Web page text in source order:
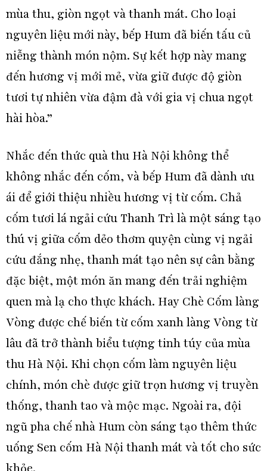
mùa thu, giòn ngọt và thanh mát. Cho loại
nguyên liệu mới này, bếp Hum đã biến tấu củ
niễng thành món nộm. Sự kết hợp này mang
đến hương vị mới mẻ, vừa giữ được độ giòn
tươi tự nhiên vừa đậm đà với gia vị chua ngọt
hài hòa.”
Nhắc đến thức quà thu Hà Nội không thể
không nhắc đến cốm, và bếp Hum đã dành ưu
ái để giới thiệu nhiều hương vị từ cốm. Chả
cốm tươi lá ngải cứu Thanh Trì là một sáng tạo
thú vị giữa cốm dẻo thơm quyện cùng vị ngải
cứu đắng nhẹ, thanh mát tạo nên sự cân bằng
đặc biệt, một món ăn mang đến trải nghiệm
quen mà lạ cho thực khách. Hay Chè Cốm làng
Vòng được chế biến từ cốm xanh làng Vòng từ
lâu đã trở thành biểu tượng tinh túy của mùa
thu Hà Nội. Khi chọn cốm làm nguyên liệu
chính, món chè được giữ trọn hương vị truyền
thống, thanh tao và mộc mạc. Ngoài ra, đội
ngũ pha chế nhà Hum còn sáng tạo thêm thức
uống Sen cốm Hà Nội thanh mát và tốt cho sức